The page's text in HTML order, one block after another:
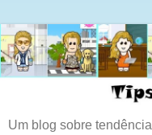
Um blog sobre